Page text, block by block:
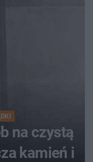
na czystą
kamień i